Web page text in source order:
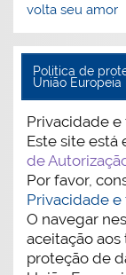
volta seu amor
Politica de
União Europeia
Privacidade
Este site
de
Por favor,
Privacidade
O navegar
aceitação
proteção de